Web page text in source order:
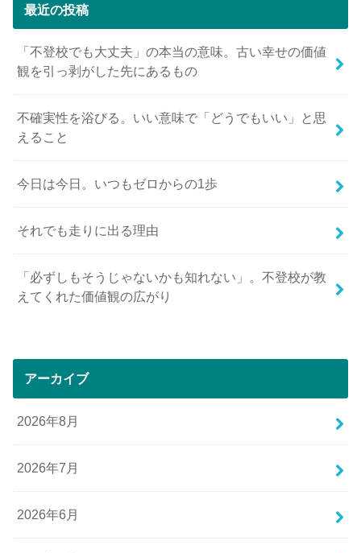
最近の投稿
「不登校でも大丈夫」の本当の意味。古い幸せの価値
観を引っ剥がした先にあるもの
不確実性を浴びる。いい意味で「どうでもいい」と思
えること
今日は今日。いつもゼロからの1歩
それでも走りに出る理由
「必ずしもそうじゃないかも知れない」。不登校が教
えてくれた価値観の広がり
アーカイブ
2026年8月
2026年7月
2026年6月